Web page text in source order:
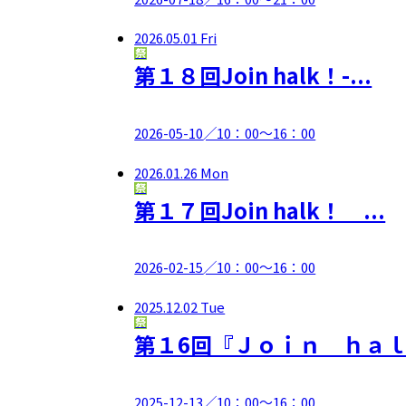
2026.05.01 Fri
祭
第１８回Join halk！-...
2026-05-10╱10：00～16：00
2026.01.26 Mon
祭
第１７回Join halk！ ...
2026-02-15╱10：00～16：00
2025.12.02 Tue
祭
第１6回『Ｊｏｉｎ ｈａ
2025-12-13╱10：00～16：00